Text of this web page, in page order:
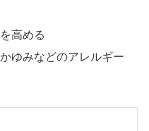
高める
ゆみなどのアレルギー